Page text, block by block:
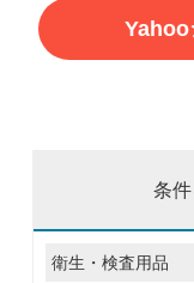
Yahoo
条